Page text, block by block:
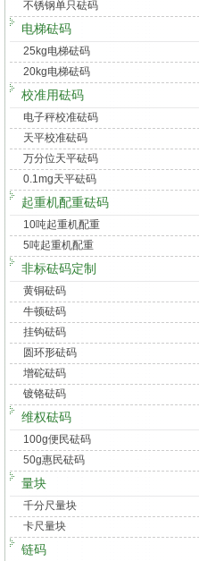
不锈钢单只砝码
电梯砝码
25kg电梯砝码
20kg电梯砝码
校准用砝码
电子秤校准砝码
天平校准砝码
万分位天平砝码
0.1mg天平砝码
起重机配重砝码
10吨起重机配重
5吨起重机配重
非标砝码定制
黄铜砝码
牛顿砝码
挂钩砝码
圆环形砝码
增砣砝码
镀铬砝码
维权砝码
100g便民砝码
50g惠民砝码
量块
千分尺量块
卡尺量块
链码